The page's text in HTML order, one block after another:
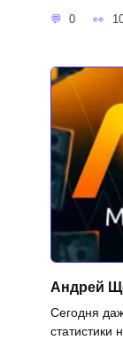
0
Андрей
Сегодня
статистики